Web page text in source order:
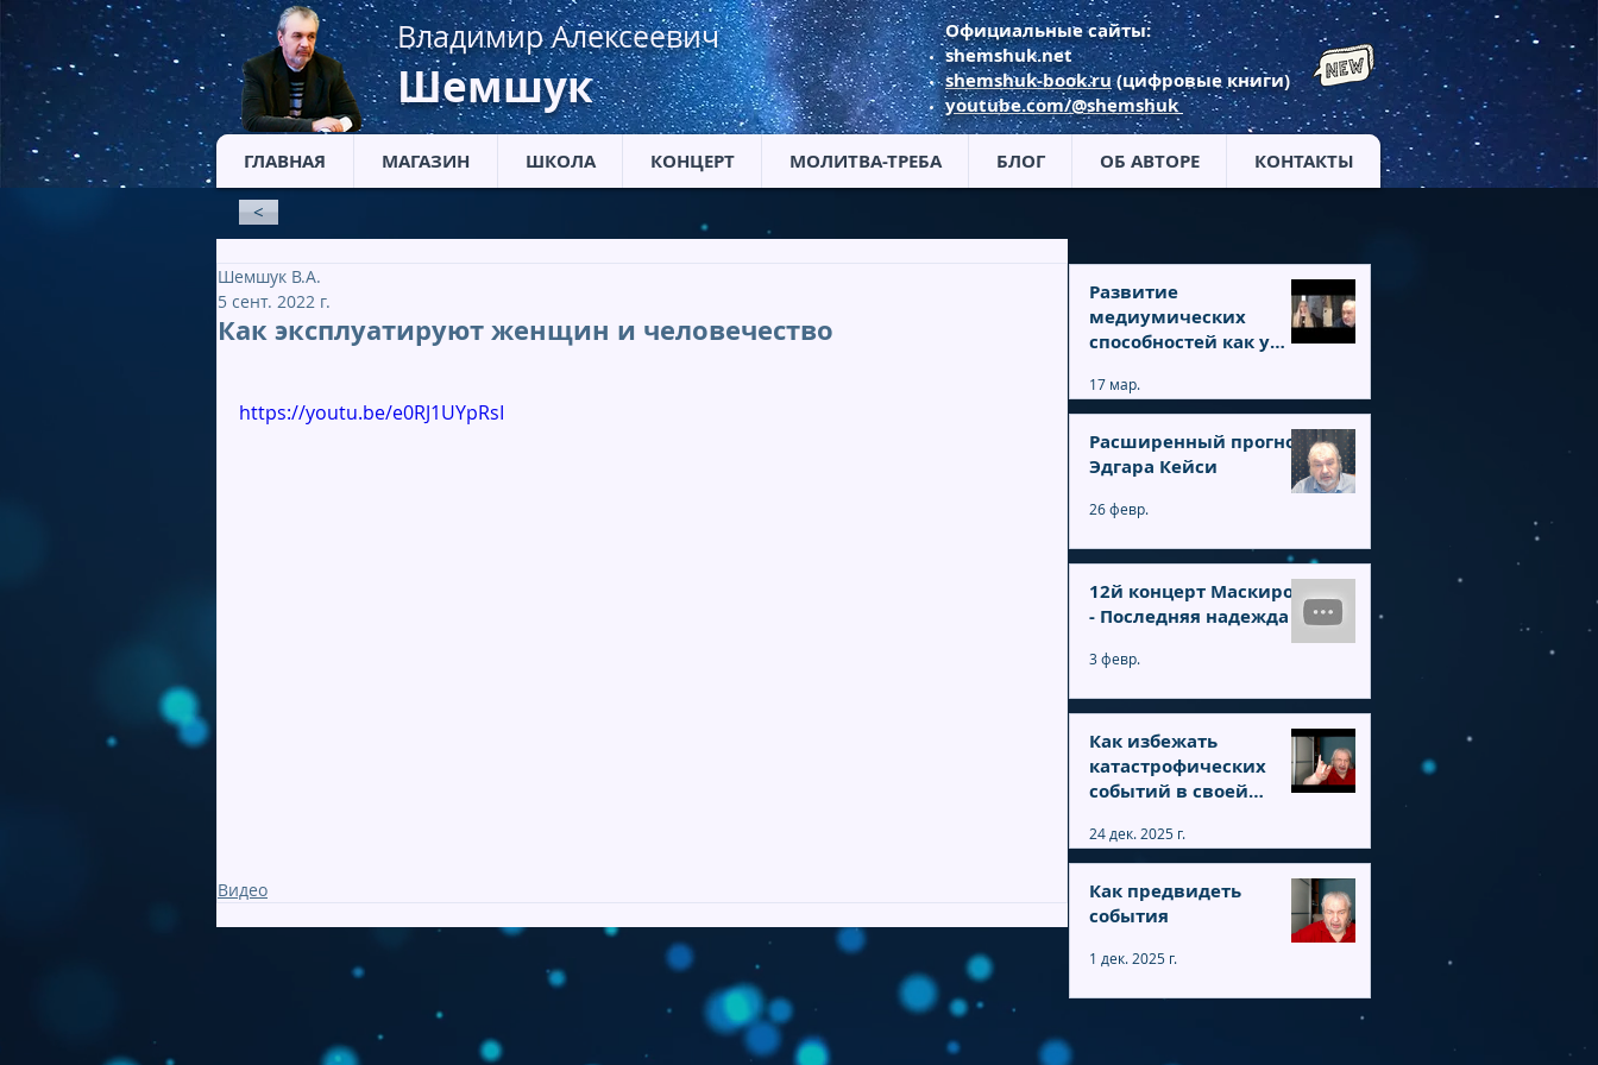
Владимир Алексеевич
Шемшук
Официальные сайты:
shemshuk.net
shemshuk-book.ru(цифровые книги)
youtube.com/@shemshuk
ГЛАВНАЯ МАГАЗИН ШКОЛА КОНЦЕРТ МОЛИТВА-ТРЕБА БЛОГ ОБ АВТОРЕ КОНТАКТЫ
<
Как эксплуатируют женщин и человечество
Шемшук В.А.
5 сент. 2022 г.
https://youtu.be/e0RJ1UYpRsI
Видео
Развитие
медиумических
способностей как у
17 мар.
Расширенный прогноз
Эдгара Кейси
26 февр.
12й концерт Маскирон
- Последняя надежда
3 февр.
Как избежать
катастрофических
событий в своей
вопросы
24 дек. 2025 г.
Как предвидеть
события
1 дек. 2025 г.